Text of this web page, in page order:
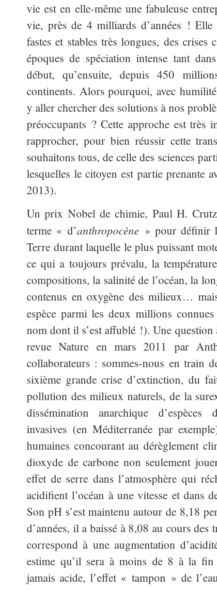
vie est en elle-même une fabuleuse
vie, près de 4 milliards d’années !
fastes et stables très longues, des crises
époques de spéciation intense tant
début, qu’ensuite, depuis 450
continents. Alors pourquoi, avec
y aller chercher des solutions à nos
préoccupants ? Cette approche est très
rapprocher, pour bien réussir cette
souhaitons tous, de celle des sciences
lesquelles le citoyen est partie prenante
2013).
Un prix Nobel de chimie, Paul H.
terme « d’anthropocène » pour définir
Terre durant laquelle le plus puissant
ce qui a toujours prévalu, la
compositions, la salinité de l’océan, la
contenus en oxygène des milieux…
espèce parmi les deux millions
nom dont il s’est affublé !). Une question
revue Nature en mars 2011 par
collaborateurs : sommes-nous en train
sixième grande crise d’extinction, du
pollution des milieux naturels, de la
dissémination anarchique d’espèces
invasives (en Méditerranée par
humaines concourant au dérèglement
dioxyde de carbone non seulement
effet de serre dans l’atmosphère qui
acidifient l’océan à une vitesse et dans
Son pH s’est maintenu autour de 8,18
d’années, il a baissé à 8,08 au cours des
correspond à une augmentation
estime qu’il sera à moins de 8 à la fin
jamais acide, l’effet « tampon » de